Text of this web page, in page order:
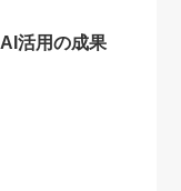
活用の成果